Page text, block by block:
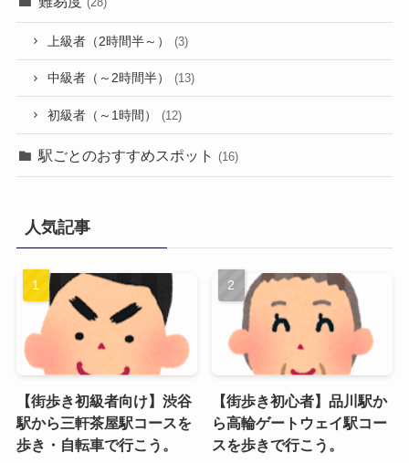
上級者（2時間半～） (3)
中級者（～2時間半） (13)
初級者（～1時間） (12)
駅ごとのおすすめスポット (16)
人気記事
【街歩き初級者向け】渋谷
駅から三軒茶屋駅コースを
歩き・自転車で行こう。
【街歩き初心者】品川駅か
ら高輪ゲートウェイ駅コー
スを歩きで行こう。